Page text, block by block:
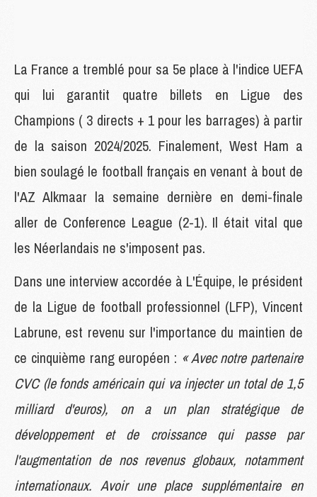
La France a tremblé pour sa 5e place à l'indice UEFA
qui lui garantit quatre billets en Ligue des
Champions ( 3 directs + 1 pour les barrages) à partir
de la saison 2024/2025. Finalement, West Ham a
bien soulagé le football français en venant à bout de
l'AZ Alkmaar la semaine dernière en demi-finale
aller de Conference League (2-1). Il était vital que
les Néerlandais ne s'imposent pas.
Dans une interview accordée à L'Équipe, le président
de la Ligue de football professionnel (LFP), Vincent
Labrune, est revenu sur l'importance du maintien de
ce cinquième rang européen : « Avec notre partenaire
CVC (le fonds américain qui va injecter un total de 1,5
milliard d'euros), on a un plan stratégique de
développement et de croissance qui passe par
l'augmentation de nos revenus globaux, notamment
internationaux. Avoir une place supplémentaire en